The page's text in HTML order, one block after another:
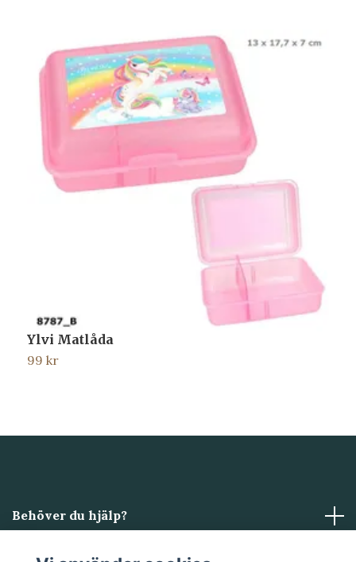
Ylvi Matlåda
99 kr
Behöver du hjälp?